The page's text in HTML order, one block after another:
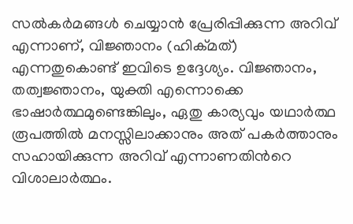
സല്‍കര്‍മങ്ങള്‍ ചെയ്യാന്‍ പ്രേരിപ്പിക്കുന്ന അറിവ്
എന്നാണ്, വിജ്ഞാനം (ഹിക്മത്)
എന്നതുകൊണ്ട് ഇവിടെ ഉദ്ദേശ്യം. വിജ്ഞാനം,
തത്വജ്ഞാനം, യുക്തി എന്നൊക്കെ
ഭാഷാര്‍ത്ഥമുണ്ടെങ്കിലും, ഏതു കാര്യവും യഥാര്‍ത്ഥ
രൂപത്തില്‍ മനസ്സിലാക്കാനും അത് പകര്‍ത്താനും
സഹായിക്കുന്ന അറിവ് എന്നാണതിന്‍റെ
വിശാലാര്‍ത്ഥം.